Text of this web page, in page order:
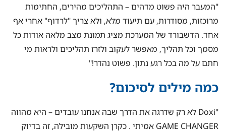
"המעבר היה פשוט מדהים – התהליכים מהירים, החתימות
מרוכזות, מסודרות, עם תיעוד מלא, ולא צריך "לרדוף" אחרי אף
אחד. הדשבורד של המערכת מציג תמונת מצב מלאה אודות כל
מסמך וכל תהליך, מאפשר לעקוב ולזרז תהליכים ולראות מי
חתם על מה בכל רגע נתון. פשוט נהדר!"
כמה מילים לסיכום?
"Doxi לא רק שדרגה את הדרך שבה אנחנו עובדים – היא מהווה
GAME CHANGER אמיתי . כקרן השקעות מובילה, זה בדיוק